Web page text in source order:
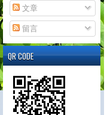
文章
留言
QR CODE